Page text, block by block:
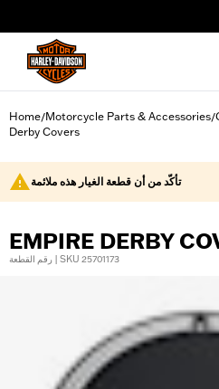
Home/Motorcycle Parts & Accessories/
Derby Covers
تأكّد من أن قطعة الغيار هذه ملائمة
EMPIRE DERBY
رقم القطعة | SKU 25701173